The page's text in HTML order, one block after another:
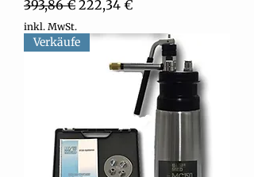
Standardpreis
393,86 € Sale-Preis
222,34 €
inkl. MwSt.
Verkäufe